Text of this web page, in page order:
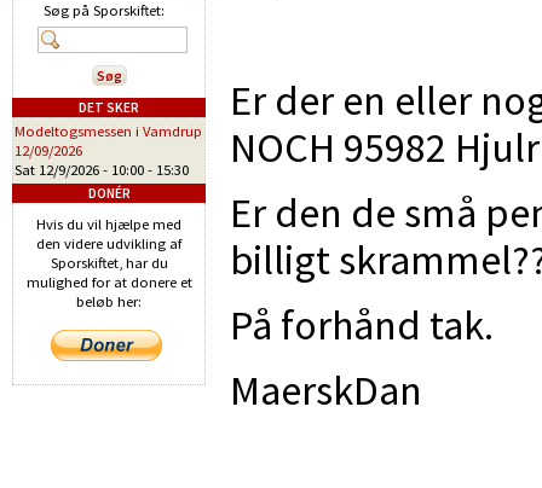
Er der en eller
NOCH 95982
Er den de små
billigt
På forhånd tak.
MaerskDan
Søg på Sporskiftet:
DET SKER
Modeltogsmessen i Vamdrup
12/09/2026
Sat 12/9/2026 - 10:00 - 15:30
DONÉR
Hvis du vil hjælpe med
den videre udvikling af
Sporskiftet, har du
mulighed for at donere et
beløb her: